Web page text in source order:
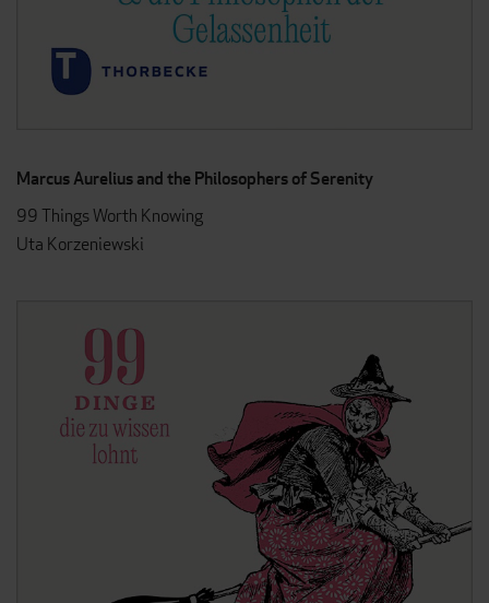
Marcus Aurelius and the Philosophers of Serenity
99 Things Worth Knowing
Uta Korzeniewski